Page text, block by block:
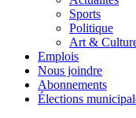
Sports
Politique
Art &
Emplois
Nous joindre
Abonnements
Élections